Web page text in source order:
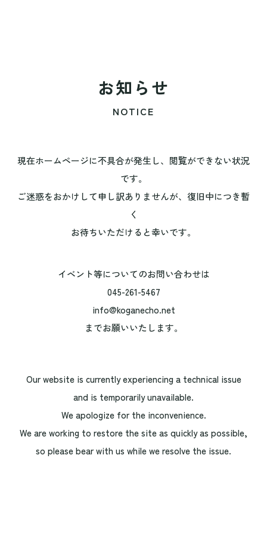
お知らせ
NOTICE
現在ホームページに不具合が発生し、閲覧ができない状況
です。
ご迷惑をおかけして申し訳ありませんが、復旧中につき暫
く
お待ちいただけると幸いです。
イベント等についてのお問い合わせは
045-261-5467
info@koganecho.net
までお願いいたします。
Our website is currently experiencing a technical issue
and is temporarily unavailable.
We apologize for the inconvenience.
We are working to restore the site as quickly as possible,
so please bear with us while we resolve the issue.